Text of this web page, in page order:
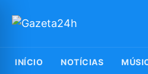
INÍCIO NOTÍCIAS